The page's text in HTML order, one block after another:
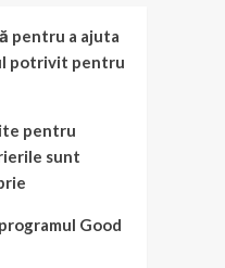
pentru a ajuta
potrivit pentru
pentru
sunt
Good